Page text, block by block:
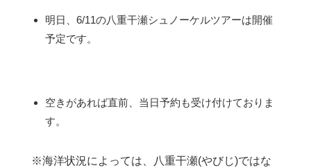
明日、6/11の八重干瀬シュノーケルツアーは開催
予定です。
空きがあれば直前、当日予約も受け付けておりま
す。
※海洋状況によっては、八重干瀬(やびじ)ではな